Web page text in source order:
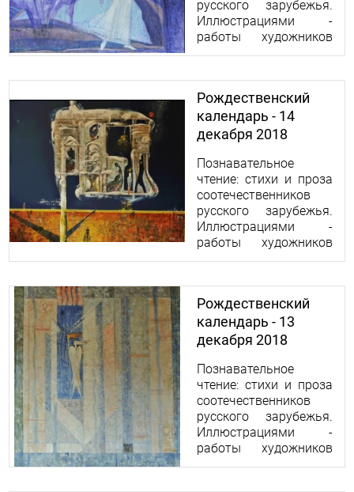
русского зарубежья.
Иллюстрациями -
работы художников
Николая и Ольги
Рождественский
календарь - 14
декабря 2018
Познавательное
чтение: стихи и проза
соотечественников
русского зарубежья.
Иллюстрациями -
работы художников
Николая и Ольги
Рождественский
календарь - 13
декабря 2018
Познавательное
чтение: стихи и проза
соотечественников
русского зарубежья.
Иллюстрациями -
работы художников
Николая и Ольги